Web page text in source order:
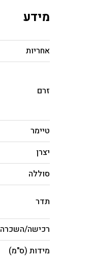
מידע
אחריות
זרם
טיימר
יצרן
סוללה
תדר
רכישה/השכרה
מידות (ס"מ)